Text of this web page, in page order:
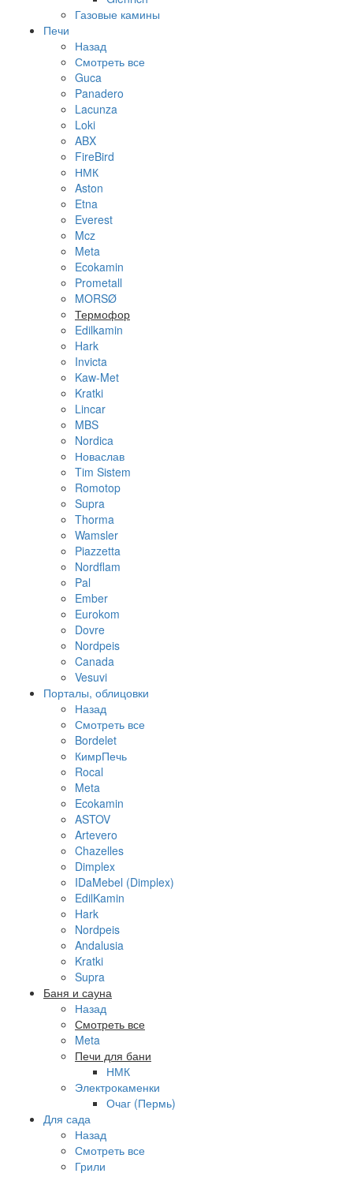
Газовые камины
Печи
Назад
Смотреть все
Guca
Panadero
Lacunza
Loki
ABX
FireBird
НМК
Aston
Etna
Everest
Mcz
Meta
Ecokamin
Prometall
MORSØ
Термофор
Edilkamin
Hark
Invicta
Kaw-Met
Kratki
Lincar
MBS
Nordica
Новаслав
Tim Sistem
Romotop
Supra
Thorma
Wamsler
Piazzetta
Nordflam
Pal
Ember
Eurokom
Dovre
Nordpeis
Canada
Vesuvi
Порталы, облицовки
Назад
Смотреть все
Bordelet
КимрПечь
Rocal
Meta
Ecokamin
ASTOV
Artevero
Chazelles
Dimplex
IDaMebel (Dimplex)
EdilKamin
Hark
Nordpeis
Andalusia
Kratki
Supra
Баня и сауна
Назад
Смотреть все
Meta
Печи для бани
НМК
Электрокаменки
Очаг (Пермь)
Для сада
Назад
Смотреть все
Грили